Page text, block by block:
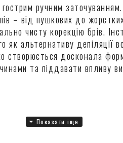
ручним
– від пушкових до
чисту корекцію брів.
альтернативу депіляції
створюється досконала
та піддавати впливу